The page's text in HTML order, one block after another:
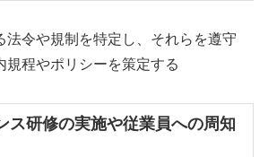
法令や規制を特定し、それらを遵守
規程やポリシーを策定する
ス研修の実施や従業員への周知